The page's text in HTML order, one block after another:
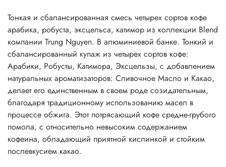
Тонкая и сбалансированная смесь четырех сортов кофе
арабика, робуста, эксцельса, катимор из коллекции Blend
компании Trung Nguyen. В алюминиевой банке. Тонкий и
сбалансированный купаж из четырех сортов кофе:
Арабики, Робусты, Катимора, Эксцельзы, с добавлением
натуральных ароматизаторов: Сливочное Масло и Какао,
делает его единственным в своем роде созидательным,
благодаря традиционному использованию масел в
процессе обжига. Этот потрясающий кофе средне-грубого
помола, с относительно невысоким содержанием
кофеина, обладающий приятной кислинкой и стойким
послевкусием какао.